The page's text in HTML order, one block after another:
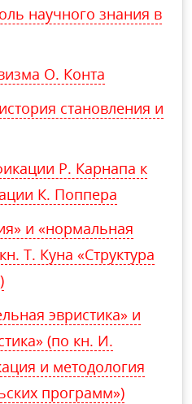
научного знания в
О. Конта
становления и
Р. Карнапа к
К. Поппера
и «нормальная
Т. Куна «Структура
эвристика» и
(по кн. И.
и методология
программ»)